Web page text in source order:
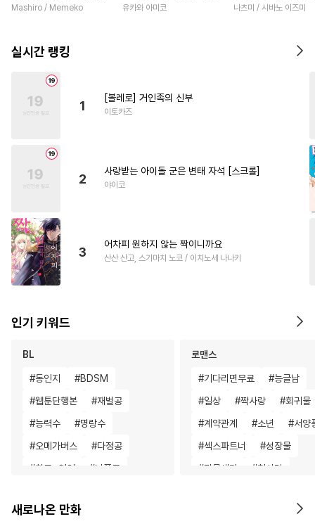
요? [단행본]
Mashiro / Memeko
니다 [단행본]
유카와 아미코
총애를 받는다 [단행
나츠미 / 시바노 이즈미
실시간 랭킹
1
[볼레로] 거인족의 신부
이토카즈
2
사랑받는 아이돌 군은 변태 자석 [스크롤]
야이코
3
어차피 원하지 않는 짝이니까요
산산 산고, 스기마치 노코 / 이치노세 나나키
인기 키워드
BL
#동인지 #BDSM
#웹툰단행본 #재벌공
#능력수 #명랑수
#오메가버스 #다정공
#친구>연인 #난폭공
#미남공 #동물
로맨스
#기다리면무료 #능글남
#일상 #짝사랑 #회귀물
#계약관계 #소년 #서양
#섹스파트너 #성장물
#명문세가 #첫사랑
직진남
새로나온 만화